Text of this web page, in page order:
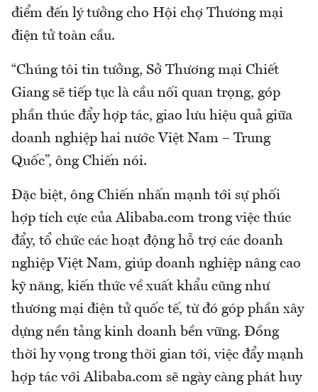
điểm đến lý tưởng cho Hội chợ Thương mại
điện tử toàn cầu.
“Chúng tôi tin tưởng, Sở Thương mại Chiết
Giang sẽ tiếp tục là cầu nối quan trọng, góp
phần thúc đẩy hợp tác, giao lưu hiệu quả giữa
doanh nghiệp hai nước Việt Nam – Trung
Quốc”, ông Chiến nói.
Đặc biệt, ông Chiến nhấn mạnh tới sự phối
hợp tích cực của Alibaba.com trong việc thúc
đẩy, tổ chức các hoạt động hỗ trợ các doanh
nghiệp Việt Nam, giúp doanh nghiệp nâng cao
kỹ năng, kiến thức về xuất khẩu cũng như
thương mại điện tử quốc tế, từ đó góp phần xây
dựng nền tảng kinh doanh bền vững. Đồng
thời hy vọng trong thời gian tới, việc đẩy mạnh
hợp tác với Alibaba.com sẽ ngày càng phát huy